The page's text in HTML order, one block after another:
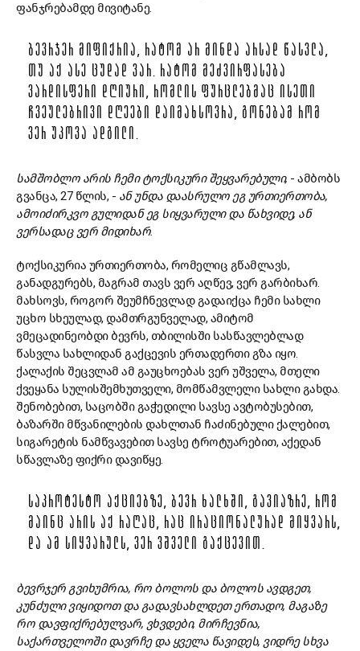
ფანჯრებამდე მივიტანე.
ᲑᲔᲕᲠᲯᲔᲠ ᲛᲘᲤᲘᲥᲠᲘᲐ, ᲠᲐᲢᲝᲛ ᲐᲠ ᲛᲘᲜᲓᲐ ᲐᲠᲡᲐᲓ ᲬᲐᲡᲕᲚᲐ,
ᲗᲣ ᲐᲥ ᲐᲡᲔ ᲪᲣᲓᲐᲓ ᲕᲐᲠ. ᲠᲐᲢᲝᲛ ᲛᲔᲫᲕᲘᲠᲤᲐᲡᲔᲑᲐ
ᲕᲐᲠᲓᲘᲡᲤᲔᲠᲘ ᲓᲦᲘᲣᲠᲘ, ᲠᲝᲛᲚᲘᲡ ᲤᲣᲠᲪᲚᲔᲑᲛᲐᲪ ᲘᲡᲔᲗᲘ
ᲩᲕᲔᲣᲚᲔᲑᲠᲘᲕᲘ ᲓᲦᲔᲔᲑᲘ ᲓᲐᲘᲛᲐᲮᲡᲝᲕᲠᲐ, ᲒᲝᲜᲔᲑᲐᲛ ᲠᲝᲛ
ᲕᲔᲠ ᲣᲞᲝᲕᲐ ᲐᲓᲒᲘᲚᲘ.
სამშობლო არის ჩემი ტოქსიკური შეყვარებული, - ამბობს
გვანცა, 27 წლის, - ან უნდა დაასრულო ეგ ურთიერთობა,
ამოიძირკვო გულიდან ეგ სიყვარული და წახვიდე, ან
ვერსადაც ვერ მიდიხარ.
ტოქსიკურია ურთიერთობა, რომელიც გწამლავს,
განადგურებს, მაგრამ თავს ვერ აღწევ, ვერ გარბიხარ.
მახსოვს, როგორ შეუმჩნევლად გადაიქცა ჩემი სახლი
უცხო სხეულად, დამთრგუნველად, ამიტომ
ვმეცადინეობდი ბევრს, თბილისში სასწავლებლად
წასვლა სახლიდან გაქცევის ერთადერთი გზა იყო.
ქალაქის შეცვლამ ამ გაუცხოებას ვერ უშველა, მთელი
ქვეყანა სულისშემხუთველი, მომწამვლელი სახლი გახდა.
შენობებით, საცობში გაჭედილი სავსე ავტობუსებით,
ბაზარში მწვანილების დახლთან ჩაძინებული ქალებით,
სიგარეტის ნამწვავებით სავსე ტროტუარებით, აქედან
სწავლაზე ფიქრი დავიწყე.
ᲡᲐᲞᲠᲝᲢᲔᲡᲢᲝ ᲐᲥᲪᲘᲔᲑᲖᲔ, ᲑᲔᲕᲠ ᲮᲐᲚᲮᲨᲘ, ᲒᲐᲕᲘᲐᲖᲠᲔ, ᲠᲝᲛ
ᲛᲐᲘᲜᲪ ᲐᲠᲘᲡ ᲐᲥ ᲠᲐᲦᲐᲪ, ᲠᲐᲪ ᲘᲠᲐᲪᲘᲝᲜᲐᲚᲣᲠᲐᲓ ᲛᲘᲧᲕᲐᲠᲡ,
ᲓᲐ ᲐᲛ ᲡᲘᲧᲕᲐᲠᲣᲚᲡ, ᲕᲔᲠ ᲕᲨᲕᲔᲚᲘ ᲒᲐᲥᲪᲔᲕᲘᲗ.
ბევრჯერ გვიხუმრია, რო ბოლოს და ბოლოს ავდგეთ,
კუნძული ვიყიდოთ და გადავსახლდეთ ერთადო, მაგაზე
რო დავფიქრებულვარ, ვხვდები, მირჩევნია,
საქართველოში დავრჩე და ყველა წავიდეს, ვიდრე სხვა